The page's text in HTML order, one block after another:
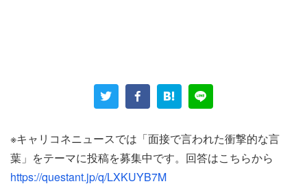
就職活動の早期化や社会情勢の混迷が続く中でも、自分自
身の選択や努力によって未来を切り開けるという、自己効
力感に近い意識を持つ学生が一定数存在している様子がう
※キャリコネニュースでは「面接で言われた衝撃的な言
葉」をテーマに投稿を募集中です。回答はこちらから
https://questant.jp/q/LXKUYB7M